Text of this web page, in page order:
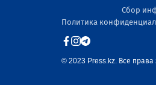
Сбор
Политика
© 2023 Press.kz. Все